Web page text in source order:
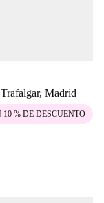
Madrid
% DE DESCUENTO